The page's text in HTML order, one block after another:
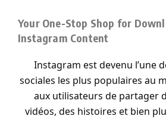
Your One-Stop Shop for
Instagram Content
Instagram est devenu l’une
sociales les plus populaires au
aux utilisateurs de partager
vidéos, des histoires et bien